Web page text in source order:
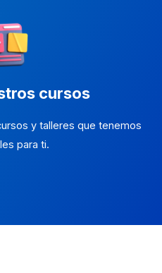
cursos
y talleres que tenemos
para ti.